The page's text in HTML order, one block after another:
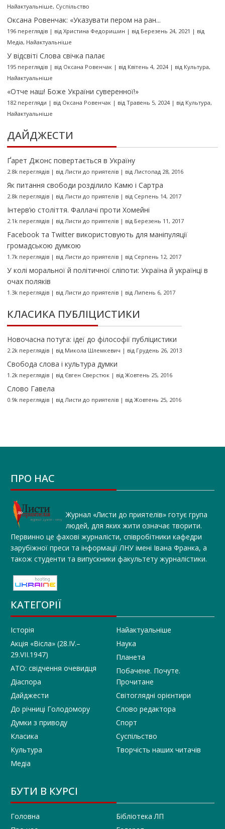
Найактуальніше, Суспільство
Оксана Ровенчак: «Указувати пером на ран...
196 переглядів| від Христина Федоришин | від Березень 24, 2021 | від
Медіа, Найактуальніше
У відсвіті Слова свічка палає
195 переглядів| від Оксана Ровенчак| від Квітень 4, 2024| від Культура,
Найактуальніше
«Отче наш! Боже України суверенної!»
182 перегляди | від Оксана Ровенчак| від Травень 5, 2024| від Культура,
Найактуальніше
ДАЙДЖЕСТИ
Ґарет Джонс повертається в Україну
2.8k переглядів| від Листи до приятелів| від Листопад 28, 2016
Як питання свободи розділило Камю і Сартра
2.8k переглядів| від Листи до приятелів| від Серпень 14, 2017
Інтерв’ю століття. Фаллачі проти Хомейні
2.1k переглядів| від Листи до приятелів| від Березень 11, 2017
Facebook та Twitter використовують для маніпуляції
громадською думкою
1.7k переглядів| від Листи до приятелів| від Серпень 12, 2017
У колі моральної й політичної сліпоти: Україна й українці в
очах поляків
1.3k переглядів| від Листи до приятелів| від Липень 6, 2017
КЛАСИКА ПУБЛІЦИСТИКИ
Новочасна потуга: ідеї до філософії публіцистики
2.2k переглядів| від Микола Шлемкевич | від Грудень 26, 2013
Свобода слова і культура думки
1.2k переглядів| від Євген Сверстюк| від Жовтень 25, 2016
Слово Гавела
0.9k переглядів| від Листи до приятелів| від Жовтень 25, 2016
ПРО НАС
Журнал «Листи до приятелів» готує група
людей, для яких жити означає творити.
Первинно це фахові журналісти, співробітники кафедри
зарубіжної преси та інформації ЛНУ імені Івана Франка, а
також студенти та випускники факультету журналістики.
КАТЕГОРІЇ
Історія
Акція «Вісла» (28.IV.–
29.VII.1947)
АТО: свідчення очевидця
Діаспора
Дайджести
До річниці Голодомору
Думки з приводу
Класика
Культура
Медіа
Найактуальніше
Наука
Планета
Побачене. Почуте.
Прочитане
Світоглядні орієнтири
Слово редактора
Спорт
Суспільство
Творчість наших читачів
БУТИ В КУРСІ
Головна
Бібліотека ЛП